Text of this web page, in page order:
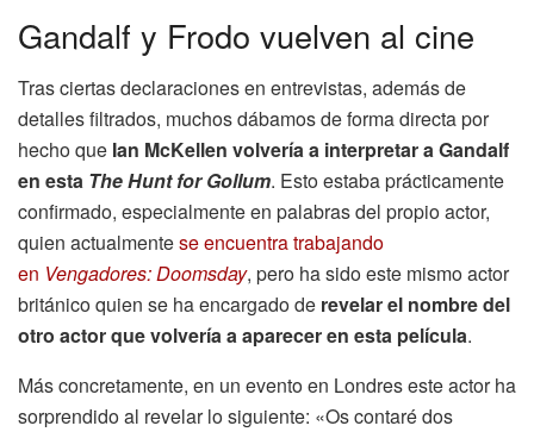
Gandalf y Frodo vuelven al cine
Tras ciertas declaraciones en entrevistas, además de
detalles filtrados, muchos dábamos de forma directa por
hecho que Ian McKellen volvería a interpretar a Gandalf
en esta The Hunt for Gollum. Esto estaba prácticamente
confirmado, especialmente en palabras del propio actor,
quien actualmentese encuentra trabajando
en Vengadores: Doomsday, pero ha sido este mismo actor
británico quien se ha encargado de revelar el nombre del
otro actor que volvería a aparecer en esta película.
Más concretamente, en un evento en Londres este actor ha
sorprendido al revelar lo siguiente: «Os contaré dos